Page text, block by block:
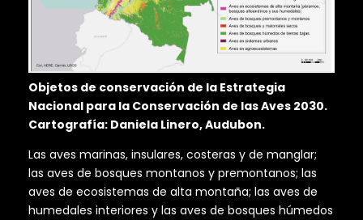
Objetos de conservación de la Estrategia
Nacional para la Conservación de las Aves 2030.
Cartografía: Daniela Linero, Audubon.
Las aves marinas, insulares, costeras y de manglar;
las aves de bosques montanos y premontanos; las
aves de ecosistemas de alta montaña; las aves de
humedales interiores y las aves de bosques húmedos